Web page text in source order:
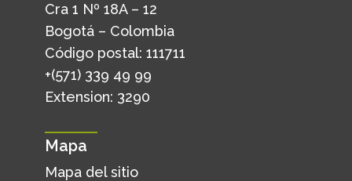
Cra 1 Nº 18A – 12
Bogotá – Colombia
Código postal: 111711
+(571) 339 49 99
Extension: 3290
Mapa
Mapa del sitio